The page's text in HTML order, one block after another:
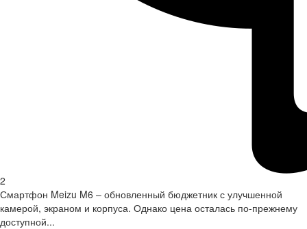
2
Смартфон Meizu M6 – обновленный бюджетник с улучшенной
камерой, экраном и корпуса. Однако цена осталась по-прежнему
доступной...